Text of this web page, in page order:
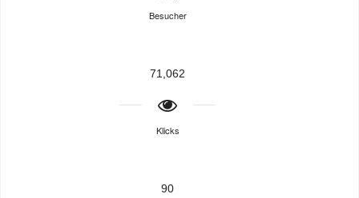
Besucher
71,062
Klicks
90